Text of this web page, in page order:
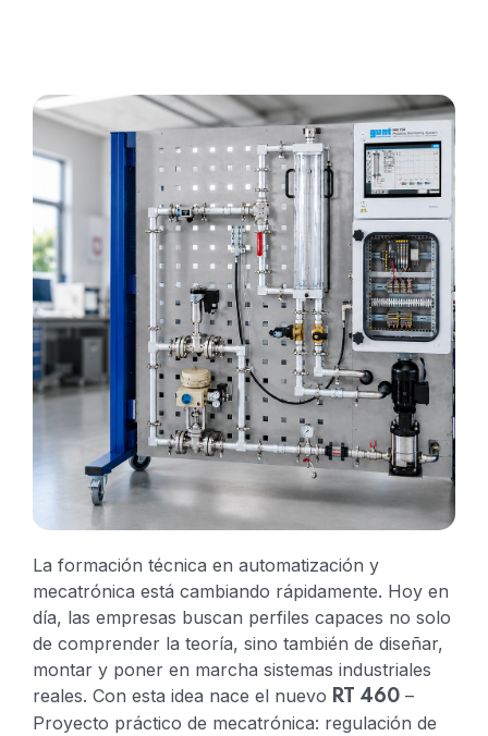
La formación técnica en automatización y
mecatrónica está cambiando rápidamente. Hoy en
día, las empresas buscan perfiles capaces no solo
de comprender la teoría, sino también de diseñar,
montar y poner en marcha sistemas industriales
reales. Con esta idea nace el nuevo RT 460 –
Proyecto práctico de mecatrónica: regulación de